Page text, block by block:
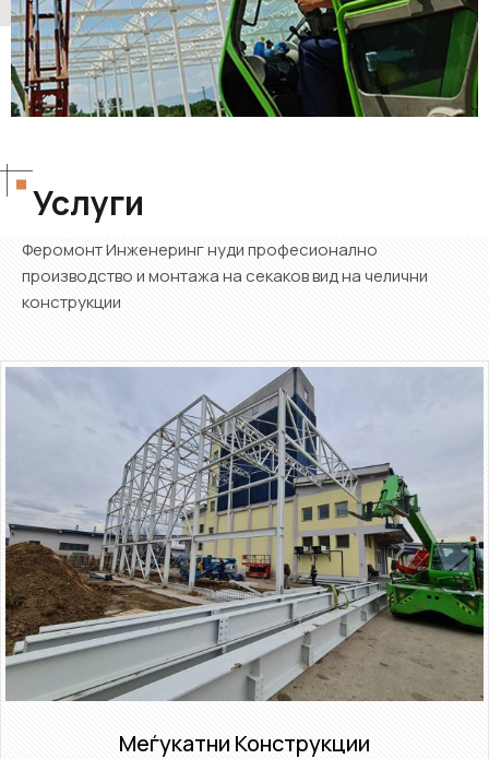
Услуги
Феромонт Инженеринг нуди професионално
производство и монтажа на секаков вид на челични
конструкции
Меѓукатни Конструкции​